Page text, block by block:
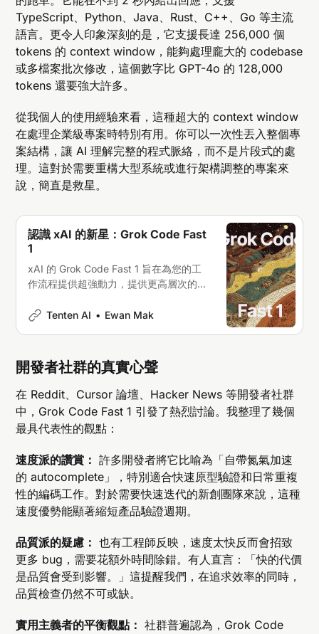
TypeScript、Python、Java、Rust、C++、Go 等主流
語言。更令人印象深刻的是，它支援長達 256,000 個
tokens 的 context window，能夠處理龐大的 codebase
或多檔案批次修改，這個數字比 GPT-4o 的 128,000
tokens 還要強大許多。
從我個人的使用經驗來看，這種超大的 context window
在處理企業級專案時特別有用。你可以一次性丟入整個專
案結構，讓 AI 理解完整的程式脈絡，而不是片段式的處
理。這對於需要重構大型系統或進行架構調整的專案來
說，簡直是救星。
認識 xAI 的新星：Grok Code Fast
1
xAI 的 Grok Code Fast 1 旨在為您的工
作流程提供超強動力，提供更高層次的效
遊戲了Tenten AI Ewan Mak
開發者社群的真實心聲
在 Reddit、Cursor 論壇、Hacker News 等開發者社群
中，Grok Code Fast 1 引發了熱烈討論。我整理了幾個
最具代表性的觀點：
速度派的讚賞： 許多開發者將它比喻為「自帶氮氣加速
的 autocomplete」，特別適合快速原型驗證和日常重複
性的編碼工作。對於需要快速迭代的新創團隊來說，這種
速度優勢能顯著縮短產品驗證週期。
品質派的疑慮： 也有工程師反映，速度太快反而會招致
更多 bug，需要花額外時間除錯。有人直言：「快的代價
是品質會受到影響。」這提醒我們，在追求效率的同時，
品質檢查仍然不可或缺。
實用主義者的平衡觀點： 社群普遍認為，Grok Code